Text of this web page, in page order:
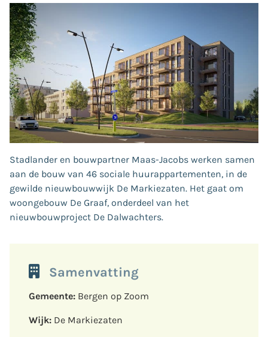
Stadlander en bouwpartner Maas-Jacobs werken samen
aan de bouw van 46 sociale huurappartementen, in de
gewilde nieuwbouwwijk De Markiezaten. Het gaat om
woongebouw De Graaf, onderdeel van het
nieuwbouwproject De Dalwachters.
Samenvatting
Gemeente: Bergen op Zoom
Wijk: De Markiezaten